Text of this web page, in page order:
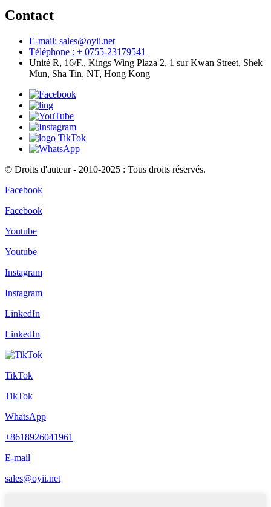
Contact
E-mail: sales@oyii.net
Téléphone : + 0755-23179541
Unité R, 16/F., Kings Wing Plaza 2, 1 sur Kwan Street, Shek
Mun, Sha Tin, NT, Hong Kong
© Droits d'auteur - 2010-2025 : Tous droits réservés.
Facebook
Facebook
Youtube
Youtube
Instagram
Instagram
LinkedIn
LinkedIn
TikTok
TikTok
WhatsApp
+8618926041961
E-mail
sales@oyii.net